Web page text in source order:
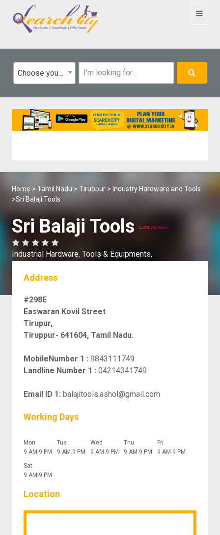
Toggle
Choose your category
Home > Tamil Nadu > Tiruppur > Industry Hardware and Tools
>Sri Balaji Tools
Sri Balaji Tools
Industrial Hardware, Tools & Equipments,
Address
#298E
Easwaran Kovil Street
Tirupur,
Tiruppur- 641604, Tamil Nadu.
MobileNumber 1 : 9843111749
Landline Number 1 : 04214341749
Email ID 1: balajitools.ashol@gmail.com
Working Days
Mon
9 AM-9 PM
Tue
9 AM-9 PM
Wed
9 AM-9 PM
Thu
9 AM-9 PM
Fri
9 AM-9 PM
Sat
9 AM-9 PM
Location